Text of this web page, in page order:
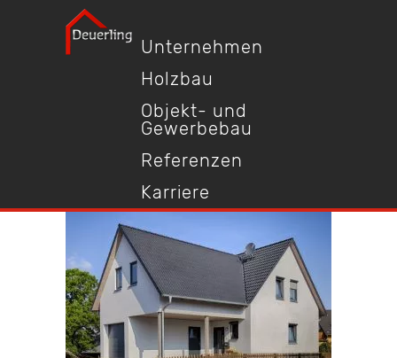
Unternehmen
Holzbau
Objekt- und
Gewerbebau
Referenzen
Karriere